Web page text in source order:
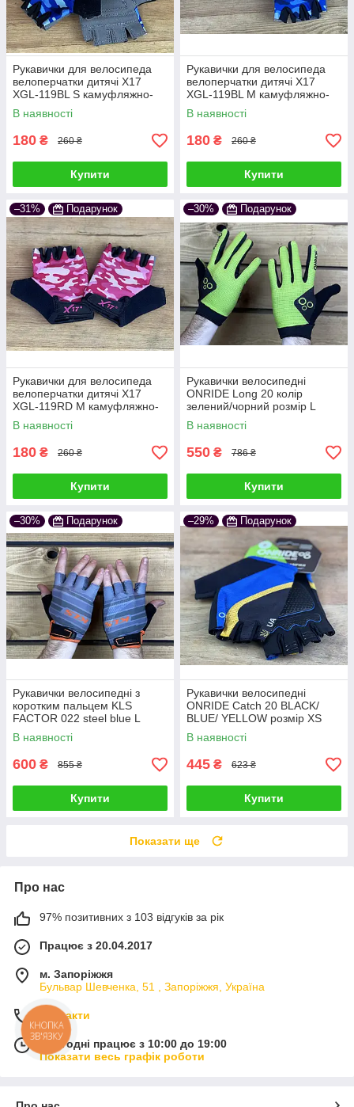
Рукавички для велосипеда
велоперчатки дитячі X17
XGL-119BL S камуфляжно-
сині
В наявності
180 ₴ 260 ₴
Купити
Рукавички для велосипеда
велоперчатки дитячі X17
XGL-119BL M камуфляжно-
сині
В наявності
180 ₴ 260 ₴
Купити
–31% Подарунок
Рукавички для велосипеда
велоперчатки дитячі X17
XGL-119RD M камуфляжно-
рожеві
В наявності
180 ₴ 260 ₴
Купити
–30% Подарунок
Рукавички велосипедні
ONRIDE Long 20 колір
зелений/чорний розмір L
В наявності
550 ₴ 786 ₴
Купити
–30% Подарунок
Рукавички велосипедні з
коротким пальцем KLS
FACTOR 022 steel blue L
В наявності
600 ₴ 855 ₴
Купити
–29% Подарунок
Рукавички велосипедні
ONRIDE Catch 20 BLACK/
BLUE/ YELLOW розмір XS
В наявності
445 ₴ 623 ₴
Купити
Показати ще
Про нас
97% позитивних з 103 відгуків за рік
Працює з 20.04.2017
м. Запоріжжя
Бульвар Шевченка, 51 , Запоріжжя, Україна
Контакти
Сьогодні працює з 10:00 до 19:00
Показати весь графік роботи
КНОПКА
ЗВ'ЯЗКУ